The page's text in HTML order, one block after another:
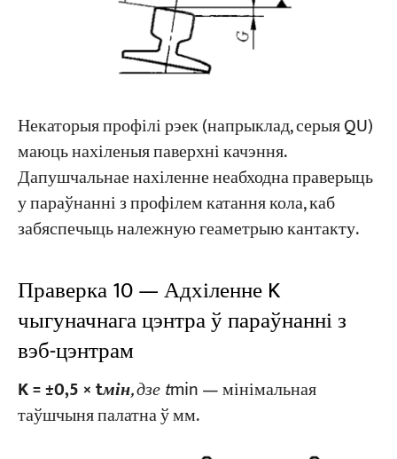
Некаторыя профілі рэек (напрыклад, серыя QU)
маюць нахіленыя паверхні качэння.
Дапушчальнае нахіленне неабходна праверыць
у параўнанні з профілем катання кола, каб
забяспечыць належную геаметрыю кантакту.
Праверка 10 — Адхіленне K
чыгуначнага цэнтра ў параўнанні з
вэб-цэнтрам
K = ±0,5 × tмін, дзе tmin — мінімальная
таўшчыня палатна ў мм.